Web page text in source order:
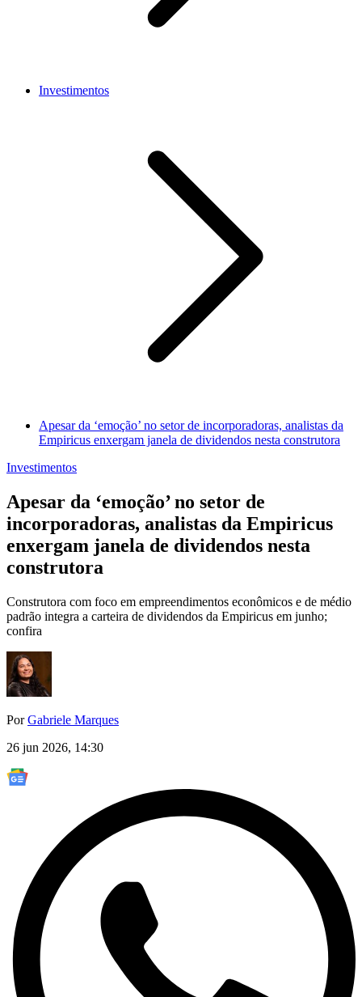
Investimentos
Apesar da ‘emoção’ no setor de incorporadoras, analistas da
Empiricus enxergam janela de dividendos nesta construtora
Investimentos
Apesar da ‘emoção’ no setor de
incorporadoras, analistas da Empiricus
enxergam janela de dividendos nesta
construtora
Construtora com foco em empreendimentos econômicos e de médio
padrão integra a carteira de dividendos da Empiricus em junho;
confira
PorGabriele Marques
26 jun 2026, 14:30